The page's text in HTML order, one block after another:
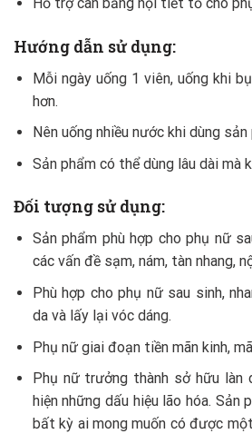
Hướng dẫn sử dụng:
Mỗi ngày uống 1 viên, uống khi
hơn.
Nên uống nhiều nước khi dùng sản
Sản phẩm có thể dùng lâu dài mà
Đối tượng sử dụng:
Sản phẩm phù hợp cho phụ nữ
các vấn đề sạm, nám, tàn nhang,
Phù hợp cho phụ nữ sau sinh,
da và lấy lại vóc dáng.
Phụ nữ giai đoạn tiền mãn kinh,
Phụ nữ trưởng thành sở hữu làn
hiện những dấu hiệu lão hóa. Sản
bất kỳ ai mong muốn có được